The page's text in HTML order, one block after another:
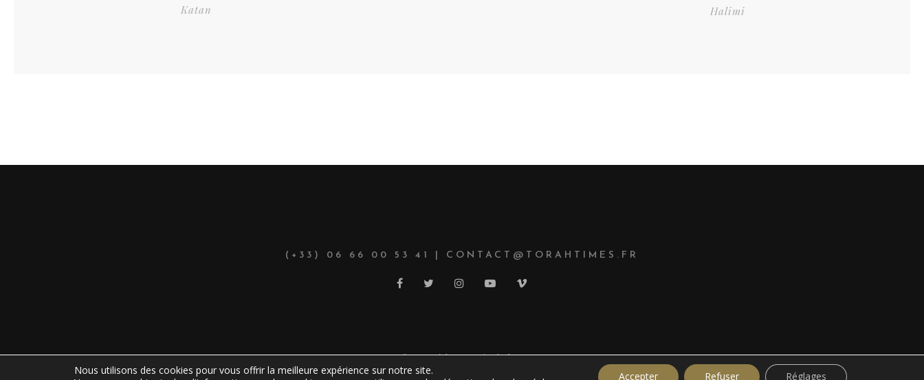
Katan
Halimi
(+33) 06 66 00 53 41 | CONTACT@TORAHTIMES.FR
© Copyright 2021 TorahTimes
Nous utilisons des cookies pour vous offrir la meilleure expérience sur notre site.
Accepter Refuser Réglages